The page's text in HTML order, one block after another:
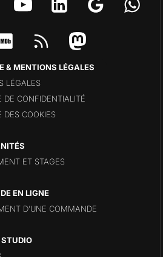
& MENTIONS LÉGALES
LÉGALES
DE CONFIDENTIALITÉ
DES COOKIES
ET STAGES
EN LIGNE
D’UNE COMMANDE
STUDIO